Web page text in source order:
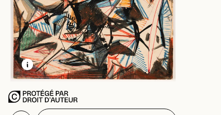
EN SAVOIR PLUS SUR CETTE IMAGE
OUVRIR LA MODALE